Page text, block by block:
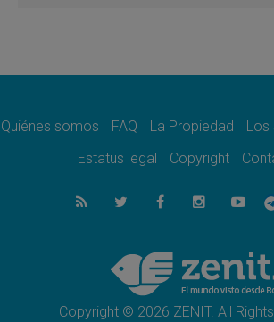
07.08.2026
07.08.2026
el compromiso del cristiano"
La matanza de niños en Gaza
muertos en 300 días
Tagle: La guerra desfigura el
revelación de Dios lo
Quiénes somos FAQ La Propiedad Los
Estatus legal
Copyright
Copyright © 2026 ZENIT. All